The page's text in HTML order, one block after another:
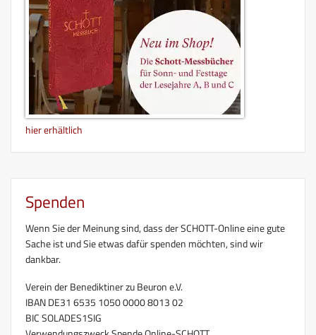
hier erhältlich
Spenden
Wenn Sie der Meinung sind, dass der SCHOTT-Online eine gute
Sache ist und Sie etwas dafür spenden möchten, sind wir
dankbar.
Verein der Benediktiner zu Beuron e.V.
IBAN DE31 6535 1050 0000 8013 02
BIC SOLADES1SIG